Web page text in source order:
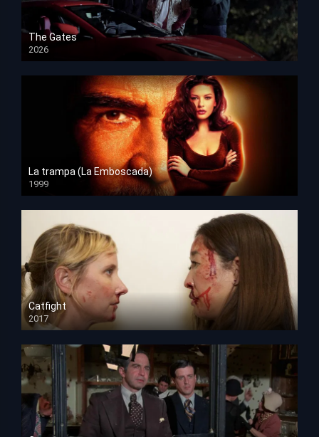
The Gates
2026
HD 1080p
La trampa (La Emboscada)
1999
HD 1080p
Catfight
2017
HD 720p